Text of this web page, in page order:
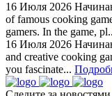
16 Июля 2026
of famous cooking
gamers. In the game,
16 Июля 2026
and creative cooking
you fascinate...